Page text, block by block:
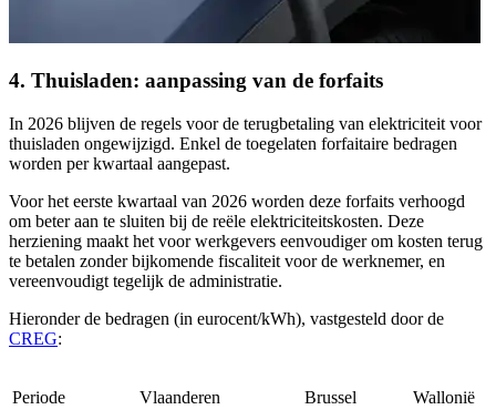
4. Thuisladen: aanpassing van de forfaits
In 2026 blijven de regels voor de terugbetaling van elektriciteit voor
thuisladen ongewijzigd. Enkel de toegelaten forfaitaire bedragen
worden per kwartaal aangepast.
Voor het eerste kwartaal van 2026 worden deze forfaits verhoogd
om beter aan te sluiten bij de reële elektriciteitskosten. Deze
herziening maakt het voor werkgevers eenvoudiger om kosten terug
te betalen zonder bijkomende fiscaliteit voor de werknemer, en
vereenvoudigt tegelijk de administratie.
Hieronder de bedragen (in eurocent/kWh), vastgesteld door de
CREG:
Periode Vlaanderen Brussel Wallonië